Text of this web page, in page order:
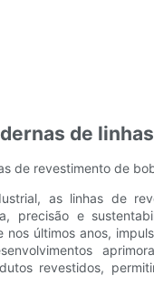
de
de revestimento de
as linhas de
precisão e
últimos anos,
revestidos,